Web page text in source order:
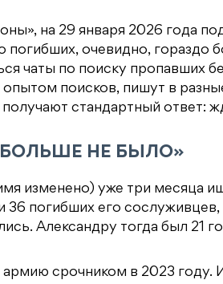
на 29 января 2026 года
погибших, очевидно,
чаты по поиску пропавших
опытом поисков, пишут в
стандартный ответ:
БОЛЬШЕ НЕ БЫЛО»
изменено) уже три месяца
36 погибших его
Александру тогда был 21
срочником в 2023 году.